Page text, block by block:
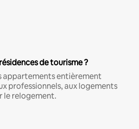
de tourisme ?
appartements entièrement
professionnels, aux logements
le relogement.